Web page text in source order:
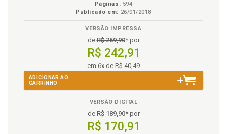
Páginas: 594
Publicado em: 26/01/2018
VERSÃO IMPRESSA
deR$ 269,90* por
R$ 242,91
em 6x de R$ 40,49
ADICIONAR AO
CARRINHO
VERSÃO DIGITAL
deR$ 189,90* por
R$ 170,91